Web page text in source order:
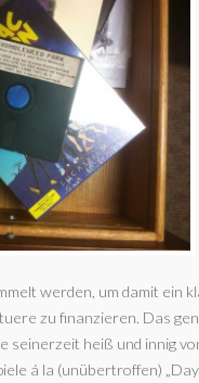
werden, um damit ein
zu finanzieren. Das
seinerzeit heiß und innig
á la (unübertroffen)